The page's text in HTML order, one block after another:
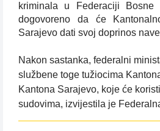
kriminala u Federaciji
dogovoreno da će
Sarajevo dati svoj doprinos
Nakon sastanka, federalni
službene toge tužiocima
Kantona Sarajevo, koje će
sudovima, izvijestila je